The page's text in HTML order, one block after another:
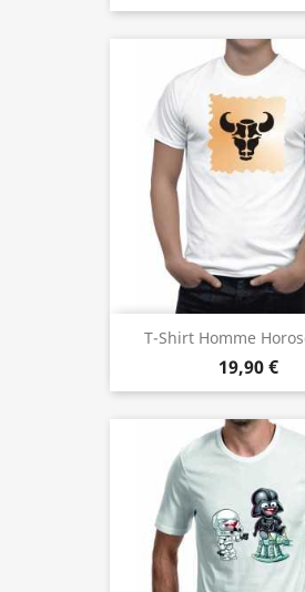
T-Shirt Homme
19,90 €